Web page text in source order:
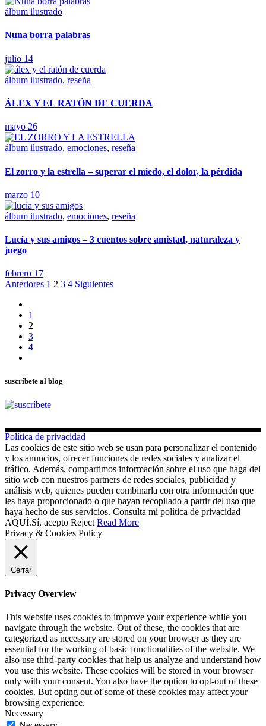
álbum ilustrado
Nuna borra palabras
julio 14
álbum ilustrado, reseña
ÁLEX Y EL RATÓN DE CUERDA
mayo 26
álbum ilustrado, emociones, reseña
El zorro y la estrella – superar el miedo, el dolor, la pérdida
marzo 10
álbum ilustrado, emociones, reseña
Lucía y sus amigos – 3 cuentos sobre amistad, naturaleza y
juego
febrero 17
Paginación
entradas
Anteriores 1 2 3 4 Siguientes
1
2
3
4
suscríbete al blog
Política de privacidad
Las cookies de este sitio web se usan para personalizar el contenido
y los anuncios, ofrecer funciones de redes sociales y analizar el
tráfico. Además, compartimos información sobre el uso que haga del
sitio web con nuestros partners de redes sociales, publicidad y
análisis web, quienes pueden combinarla con otra información que
les haya proporcionado o que hayan recopilado a partir del uso que
haya hecho de sus servicios. Consulta mi política de privacidad
AQUÍ.Sí, acepto Reject Read More
Privacy & Cookies Policy
Cerrar
Privacy Overview
This website uses cookies to improve your experience while you
navigate through the website. Out of these, the cookies that are
categorized as necessary are stored on your browser as they are
essential for the working of basic functionalities of the website. We
also use third-party cookies that help us analyze and understand how
you use this website. These cookies will be stored in your browser
only with your consent. You also have the option to opt-out of these
cookies. But opting out of some of these cookies may affect your
browsing experience.
Necessary